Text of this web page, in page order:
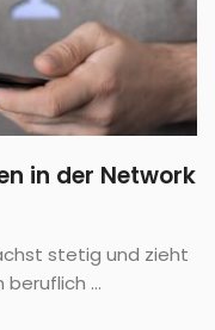
in der Network
stetig und zieht
...